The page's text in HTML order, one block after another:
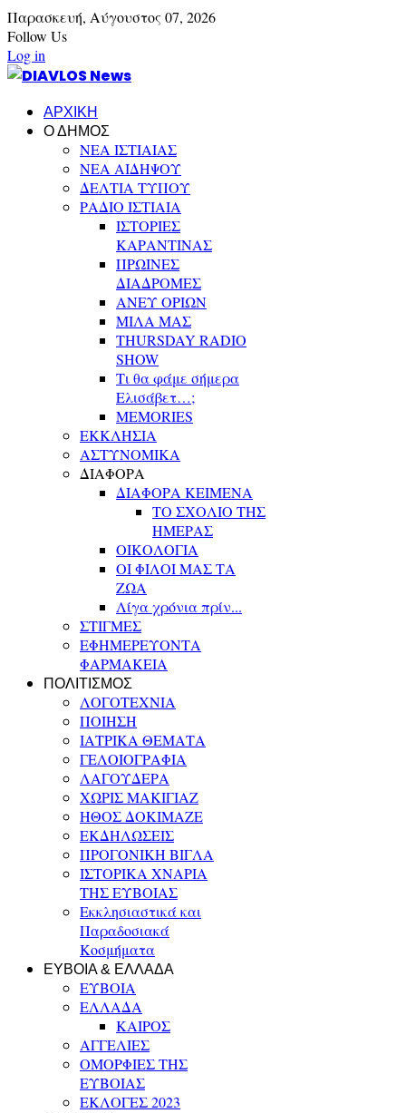
Παρασκευή, Αύγουστος 07, 2026
Follow Us
Log in
ΑΡΧΙΚΗ
Ο ΔΗΜΟΣ
ΝΕΑ ΙΣΤΙΑΙΑΣ
ΝΕΑ ΑΙΔΗΨΟΥ
ΔΕΛΤΙΑ ΤΥΠΟΥ
ΡΑΔΙΟ ΙΣΤΙΑΙΑ
ΙΣΤΟΡΙΕΣ
ΚΑΡΑΝΤΙΝΑΣ
ΠΡΩΙΝΕΣ
ΔΙΑΔΡΟΜΕΣ
ΑΝΕΥ ΟΡΙΩΝ
ΜΙΛΑ ΜΑΣ
THURSDAY RADIO
SHOW
Τι θα φάμε σήμερα
Ελισάβετ…;
MEMORIES
ΕΚΚΛΗΣΙΑ
ΑΣΤΥΝΟΜΙΚΑ
ΔΙΑΦΟΡΑ
ΔΙΑΦΟΡΑ ΚΕΙΜΕΝΑ
ΤΟ ΣΧΟΛΙΟ ΤΗΣ
ΗΜΕΡΑΣ
ΟΙΚΟΛΟΓΙΑ
ΟΙ ΦΙΛΟΙ ΜΑΣ ΤΑ
ΖΩΑ
Λίγα χρόνια πρίν...
ΣΤΙΓΜΕΣ
ΕΦΗΜΕΡΕΥΟΝΤΑ
ΦΑΡΜΑΚΕΙΑ
ΠΟΛΙΤΙΣΜΟΣ
ΛΟΓΟΤΕΧΝΙΑ
ΠΟΙΗΣΗ
ΙΑΤΡΙΚΑ ΘΕΜΑΤΑ
ΓΕΛΟΙΟΓΡΑΦΙΑ
ΛΑΓΟΥΔΕΡΑ
ΧΩΡΙΣ ΜΑΚΙΓΙΑΖ
ΗΘΟΣ ΔΟΚΙΜΑΖΕ
ΕΚΔΗΛΩΣΕΙΣ
ΠΡΟΓΟΝΙΚΗ ΒΙΓΛΑ
ΙΣΤΟΡΙΚΑ ΧΝΑΡΙΑ
ΤΗΣ ΕΥΒΟΙΑΣ
Εκκλησιαστικά και
Παραδοσιακά
Κοσμήματα
ΕΥΒΟΙΑ & ΕΛΛΑΔΑ
ΕΥΒΟΙΑ
ΕΛΛΑΔΑ
ΚΑΙΡΟΣ
ΑΓΓΕΛΙΕΣ
ΟΜΟΡΦΙΕΣ ΤΗΣ
ΕΥΒΟΙΑΣ
ΕΚΛΟΓΕΣ 2023